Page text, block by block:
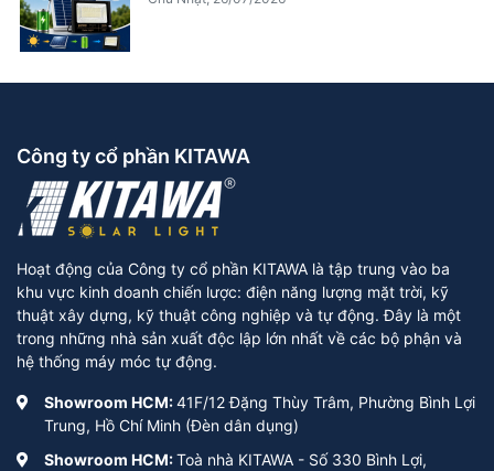
Công ty cổ phần KITAWA
Hoạt động của Công ty cổ phần KITAWA là tập trung vào ba
khu vực kinh doanh chiến lược: điện năng lượng mặt trời, kỹ
thuật xây dựng, kỹ thuật công nghiệp và tự động. Đây là một
trong những nhà sản xuất độc lập lớn nhất về các bộ phận và
hệ thống máy móc tự động.
Showroom HCM:41F/12 Đặng Thùy Trâm, Phường Bình Lợi
Trung, Hồ Chí Minh (Đèn dân dụng)
Showroom HCM:Toà nhà KITAWA - Số 330 Bình Lợi,